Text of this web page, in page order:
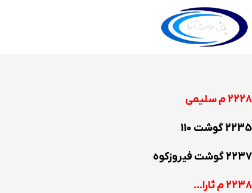
2228 م سلیمی
2235 گوشت 110
2237 گوشت فیروزکوه
2238 م ثارا…